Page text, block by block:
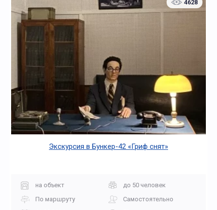
4628
Экскурсия в Бункер-42 «Гриф снят»
на объект
до 50 человек
По маршруту
Самостоятельно